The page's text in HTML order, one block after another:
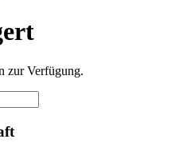
zur Verfügung.